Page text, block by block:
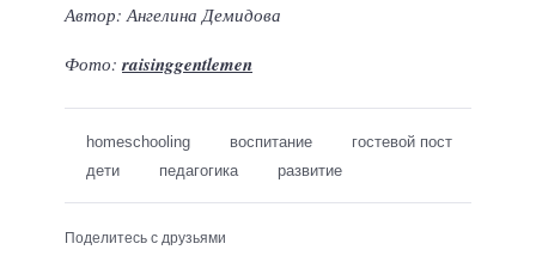
Автор: Ангелина Демидова
Фото:raisinggentlemen
homeschooling воспитание
гостевой пост
дети
педагогика развитие
Поделитесь с друзьями